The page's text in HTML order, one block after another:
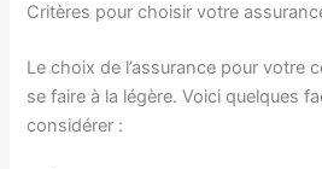
Critères pour choisir votre
Le choix de l’assurance pour votre
se faire à la légère. Voici quelques
considérer :